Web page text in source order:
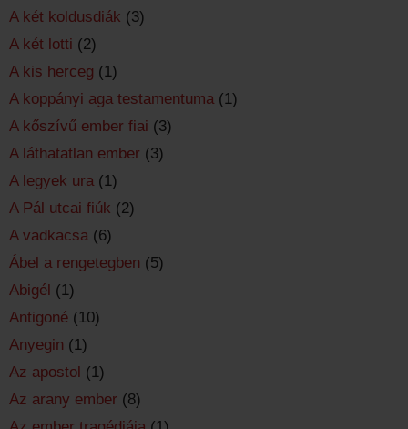
A két koldusdiák (3)
A két lotti (2)
A kis herceg (1)
A koppányi aga testamentuma (1)
A kőszívű ember fiai (3)
A láthatatlan ember (3)
A legyek ura (1)
A Pál utcai fiúk (2)
A vadkacsa (6)
Ábel a rengetegben (5)
Abigél (1)
Antigoné (10)
Anyegin (1)
Az apostol (1)
Az arany ember (8)